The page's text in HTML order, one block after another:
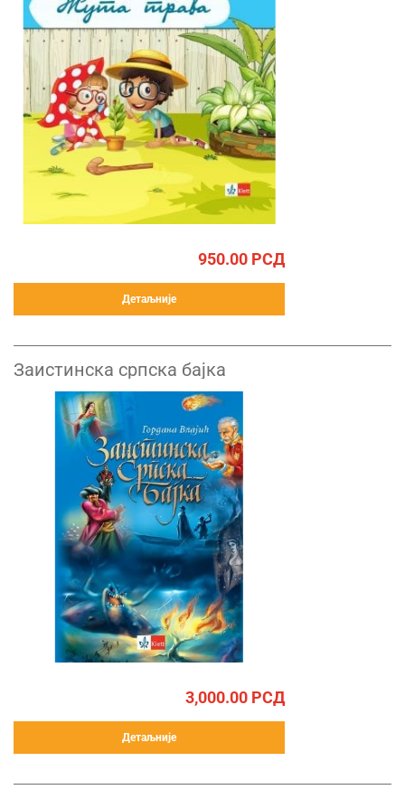
950.00 РСД
Детаљније
Заистинска српска бајка
3,000.00 РСД
Детаљније